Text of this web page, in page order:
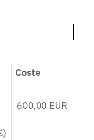
Coste
600,00 EUR